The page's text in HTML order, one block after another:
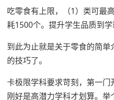
吃零食有上限，（1）类可最
耗1500个。提升学生品质到
到此为止就是关于零食的简
的技巧了。
卡极限学科要求苛刻，第一
刚好是高潜力学科才划算。